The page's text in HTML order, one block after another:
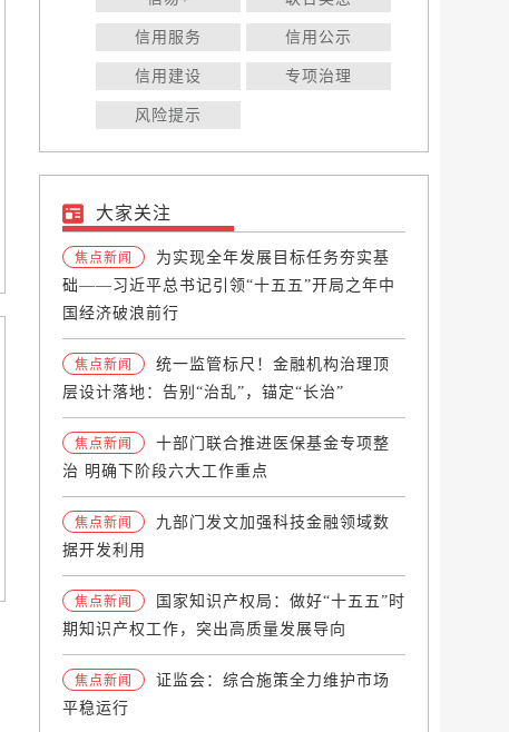
信用服务 信用公示
信用建设 专项治理
风险提示
大家关注
焦点新闻
为实现全年发展目标任务夯实基
础——习近平总书记引领“十五五”开局之年中
国经济破浪前行
焦点新闻
统一监管标尺！金融机构治理顶
层设计落地：告别“治乱”，锚定“长治”
焦点新闻
十部门联合推进医保基金专项整
治 明确下阶段六大工作重点
焦点新闻
九部门发文加强科技金融领域数
据开发利用
焦点新闻
国家知识产权局：做好“十五五”时
期知识产权工作，突出高质量发展导向
焦点新闻
证监会：综合施策全力维护市场
平稳运行